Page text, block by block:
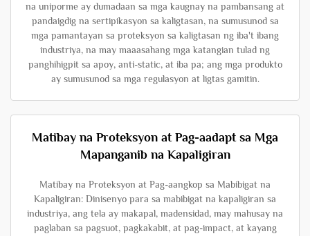
na uniporme ay dumadaan sa mga kaugnay na pambansang at
pandaigdig na sertipikasyon sa kaligtasan, na sumusunod sa
mga pamantayan sa proteksyon sa kaligtasan ng iba't ibang
industriya, na may maaasahang mga katangian tulad ng
panghihigpit sa apoy, anti-static, at iba pa; ang mga produkto
ay sumusunod sa mga regulasyon at ligtas gamitin.
Matibay na Proteksyon at Pag-aadapt sa Mga
Mapanganib na Kapaligiran
Matibay na Proteksyon at Pag-aangkop sa Mabibigat na
Kapaligiran: Dinisenyo para sa mabibigat na kapaligiran sa
industriya, ang tela ay makapal, madensidad, may mahusay na
paglaban sa pagsuot, pagkakabit, at pag-impact, at kayang